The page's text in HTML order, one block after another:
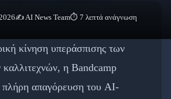
✍️ AI News Team⏱️ 7 λεπτά ανάγνωση
κίνηση υπεράσπισης των
η Bandcamp
πλήρη απαγόρευση του AI-